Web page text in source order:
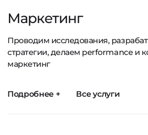
Маркетинг
Проводим исследования,
стратегии, делаем performance и
маркетинг
Подробнее + Все услуги